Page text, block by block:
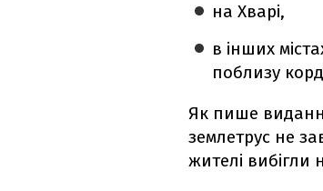
на Хварі,
в інших
поблизу
Як пише
землетрус не
жителі вибігли